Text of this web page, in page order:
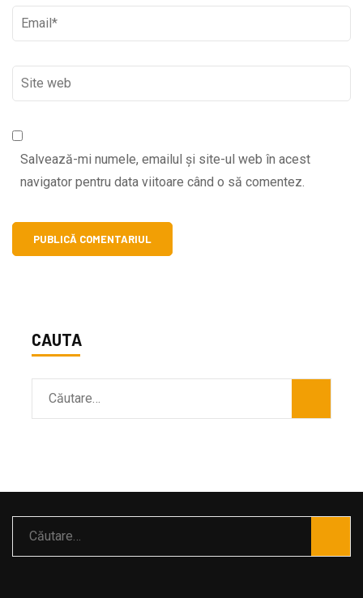
Email*
Site
web
Salvează-mi numele, emailul și site-ul web în acest
navigator pentru data viitoare când o să comentez.
CAUTA
Caută
după:
Caută
după: